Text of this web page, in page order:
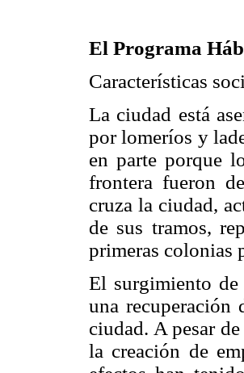
El Programa
Características
La ciudad está
por lomeríos y
en parte porque
frontera fueron
cruza la ciudad,
de sus tramos,
primeras colonias
El surgimiento de
una
ciudad. A pesar
la creación de